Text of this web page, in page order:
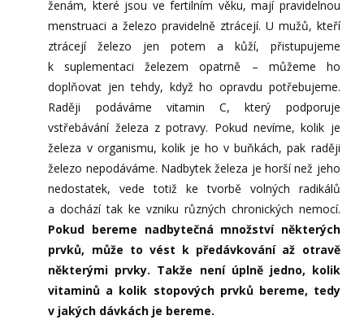
ženám, které jsou ve fertilním věku, mají pravidelnou
menstruaci a železo pravidelně ztrácejí. U mužů, kteří
ztrácejí železo jen potem a kůží, přistupujeme
k suplementaci železem opatrně – můžeme ho
doplňovat jen tehdy, když ho opravdu potřebujeme.
Raději podáváme vitamin C, který podporuje
vstřebávání železa z potravy. Pokud nevíme, kolik je
železa v organismu, kolik je ho v buňkách, pak raději
železo nepodáváme. Nadbytek železa je horší než jeho
nedostatek, vede totiž ke tvorbě volných radikálů
a dochází tak ke vzniku různých chronických nemocí.
Pokud bereme nadbytečná množství některých
prvků, může to vést k předávkování až otravě
některými prvky. Takže není úplně jedno, kolik
vitaminů a kolik stopových prvků bereme, tedy
v jakých dávkách je bereme.